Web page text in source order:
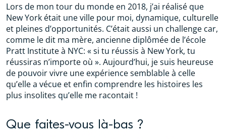
Lors de mon tour du monde en 2018, j’ai réalisé que
New York était une ville pour moi, dynamique, culturelle
et pleines d’opportunités. C’était aussi un challenge car,
comme le dit ma mère, ancienne diplômée de l’école
Pratt Institute à NYC: « si tu réussis à New York, tu
réussiras n’importe où ». Aujourd’hui, je suis heureuse
de pouvoir vivre une expérience semblable à celle
qu’elle a vécue et enfin comprendre les histoires les
plus insolites qu’elle me racontait !
Que faites-vous là-bas ?